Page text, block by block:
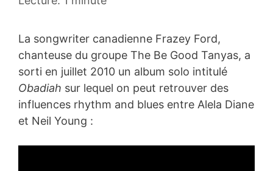
La songwriter canadienne Frazey Ford,
chanteuse du groupe The Be Good Tanyas, a
sorti en juillet 2010 un album solo intitulé
Obadiah sur lequel on peut retrouver des
influences rhythm and blues entre Alela Diane
et Neil Young :